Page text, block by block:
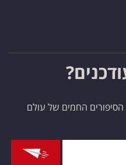
הסיפורים החמים של עולם